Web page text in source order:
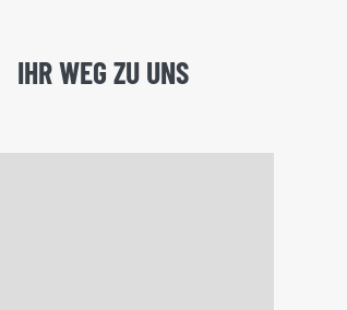
IHR WEG ZU UNS